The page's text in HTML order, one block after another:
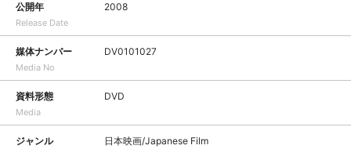
公開年
Release Date
2008
媒体ナンバー
Media No
DV0101027
資料形態
Media
DVD
ジャンル 日本映画/Japanese Film